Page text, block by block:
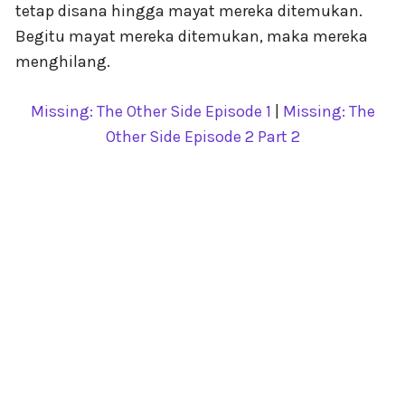
tetap disana hingga mayat mereka ditemukan.
Begitu mayat mereka ditemukan, maka mereka
menghilang.
Missing: The Other Side Episode 1
Missing: The
Other Side Episode 2 Part 2